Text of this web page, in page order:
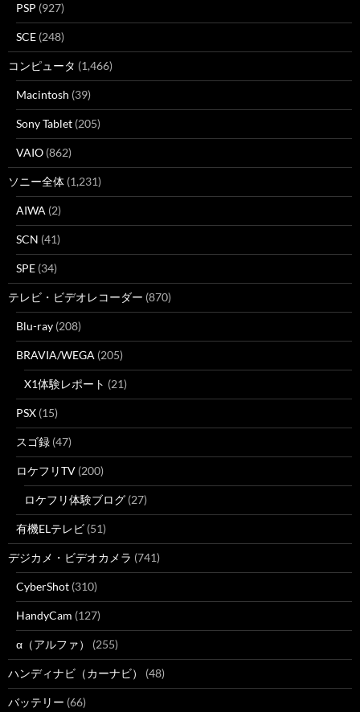
PSP (927)
SCE (248)
コンピュータ (1,466)
Macintosh (39)
Sony Tablet (205)
VAIO (862)
ソニー全体 (1,231)
AIWA (2)
SCN (41)
SPE (34)
テレビ・ビデオレコーダー (870)
Blu-ray (208)
BRAVIA/WEGA (205)
X1体験レポート (21)
PSX (15)
スゴ録 (47)
ロケフリTV (200)
ロケフリ体験ブログ (27)
有機ELテレビ (51)
デジカメ・ビデオカメラ (741)
CyberShot (310)
HandyCam (127)
α（アルファ） (255)
ハンディナビ（カーナビ） (48)
バッテリー (66)